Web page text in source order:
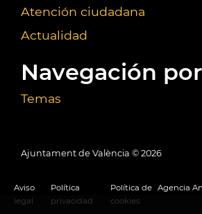
Atención ciudadana
Actualidad
Navegación
Temas
Ajuntament de València © 2026
Aviso
legal
Política
privacidad
Política de
cookies
Agencia